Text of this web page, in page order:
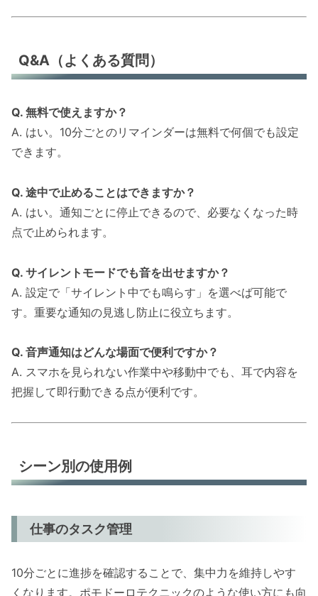
Q&A（よくある質問）
Q. 無料で使えますか？
A. はい。10分ごとのリマインダーは無料で何個でも設定
できます。
Q. 途中で止めることはできますか？
A. はい。通知ごとに停止できるので、必要なくなった時
点で止められます。
Q. サイレントモードでも音を出せますか？
A. 設定で「サイレント中でも鳴らす」を選べば可能で
す。重要な通知の見逃し防止に役立ちます。
Q. 音声通知はどんな場面で便利ですか？
A. スマホを見られない作業中や移動中でも、耳で内容を
把握して即行動できる点が便利です。
シーン別の使用例
仕事のタスク管理
10分ごとに進捗を確認することで、集中力を維持しやす
くなります。ポモドーロテクニックのような使い方にも向